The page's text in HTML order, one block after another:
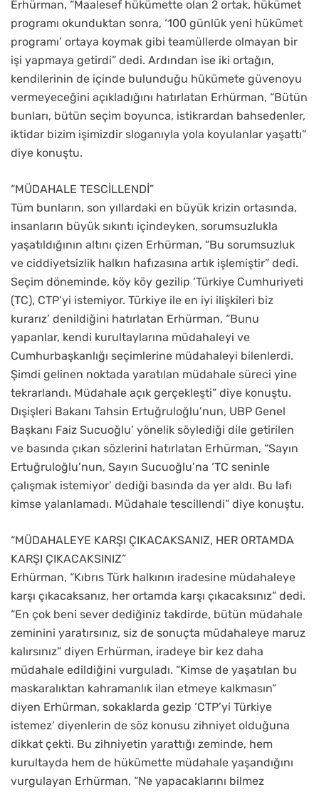
Erhürman, “Maalesef hükümette olan 2 ortak, hükümet
programı okunduktan sonra, ‘100 günlük yeni hükümet
programı’ ortaya koymak gibi teamüllerde olmayan bir
işi yapmaya getirdi” dedi. Ardından ise iki ortağın,
kendilerinin de içinde bulunduğu hükümete güvenoyu
vermeyeceğini açıkladığını hatırlatan Erhürman, “Bütün
bunları, bütün seçim boyunca, istikrardan bahsedenler,
iktidar bizim işimizdir sloganıyla yola koyulanlar yaşattı”
diye konuştu.
“MÜDAHALE TESCİLLENDİ”
Tüm bunların, son yıllardaki en büyük krizin ortasında,
insanların büyük sıkıntı içindeyken, sorumsuzlukla
yaşatıldığının altını çizen Erhürman, “Bu sorumsuzluk
ve ciddiyetsizlik halkın hafızasına artık işlemiştir” dedi.
Seçim döneminde, köy köy gezilip ‘Türkiye Cumhuriyeti
(TC), CTP’yi istemiyor. Türkiye ile en iyi ilişkileri biz
kurarız’ denildiğini hatırlatan Erhürman, “Bunu
yapanlar, kendi kurultaylarına müdahaleyi ve
Cumhurbaşkanlığı seçimlerine müdahaleyi bilenlerdi.
Şimdi gelinen noktada yaratılan müdahale süreci yine
tekrarlandı. Müdahale açık gerçekleşti” diye konuştu.
Dışişleri Bakanı Tahsin Ertuğruloğlu’nun, UBP Genel
Başkanı Faiz Sucuoğlu’ yönelik söylediği dile getirilen
ve basında çıkan sözlerini hatırlatan Erhürman, “Sayın
Ertuğruloğlu’nun, Sayın Sucuoğlu’na ‘TC seninle
çalışmak istemiyor’ dediği basında da yer aldı. Bu lafı
kimse yalanlamadı. Müdahale tescillendi” diye konuştu.
“MÜDAHALEYE KARŞI ÇIKACAKSANIZ, HER ORTAMDA
KARŞI ÇIKACAKSINIZ”
Erhürman, “Kıbrıs Türk halkının iradesine müdahaleye
karşı çıkacaksanız, her ortamda karşı çıkacaksınız” dedi.
“En çok beni sever dediğiniz takdirde, bütün müdahale
zeminini yaratırsınız, siz de sonuçta müdahaleye maruz
kalırsınız” diyen Erhürman, iradeye bir kez daha
müdahale edildiğini vurguladı. “Kimse de yaşatılan bu
maskaralıktan kahramanlık ilan etmeye kalkmasın”
diyen Erhürman, sokaklarda gezip ‘CTP’yi Türkiye
istemez’ diyenlerin de söz konusu zihniyet olduğuna
dikkat çekti. Bu zihniyetin yarattığı zeminde, hem
kurultayda hem de hükümette müdahale yaşandığını
vurgulayan Erhürman, “Ne yapacaklarını bilmez